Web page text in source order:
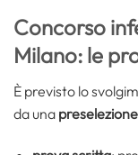
Concorso
Milano: le
È previsto lo
da una preselezione